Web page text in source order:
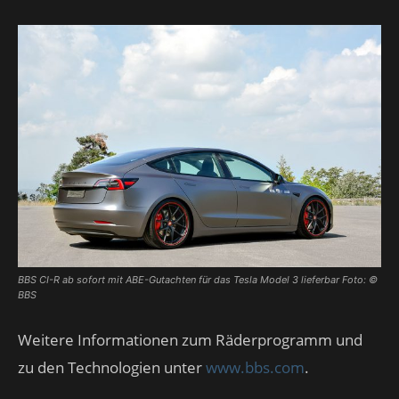
BBS CI-R ab sofort mit ABE-Gutachten für das Tesla Model 3 lieferbar Foto: ©
BBS
Weitere Informationen zum Räderprogramm und
zu den Technologien unterwww.bbs.com.